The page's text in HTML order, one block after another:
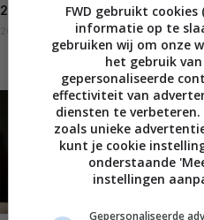
20 (zomer 2021)
20 JUNI 2021
FWD gebruikt
informatie op te
gebruiken wij om onze
het gebruik
gepersonaliseerde
effectiviteit van
diensten te verbeteren.
zoals unieke
kunt je cookie
onderstaande
instellingen
Gepersonaliseerde